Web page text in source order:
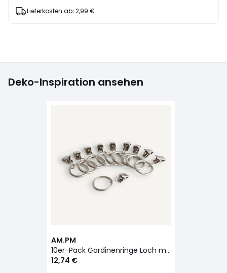
Lieferkosten ab:2,99 €
Deko-Inspiration ansehen
AM.PM
10er-Pack Gardinenringe Loch mit Klemme
12,74 €